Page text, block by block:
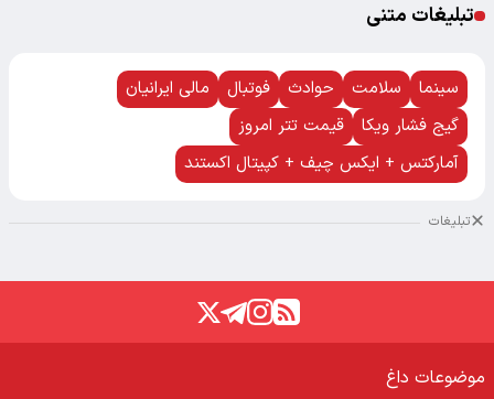
تبلیغات متنی
سینما سلامت حوادث فوتبال
مالی ایرانیان
گیج فشار ویکا
قیمت تتر امروز
آمارکتس + ایکس چیف + کپیتال اکستند
تبلیغات
موضوعات داغ